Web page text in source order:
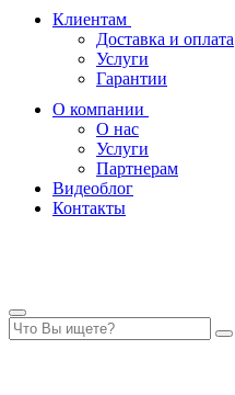
Клиентам
Доставка и оплата
Услуги
Гарантии
О компании
О нас
Услуги
Партнерам
Видеоблог
Контакты